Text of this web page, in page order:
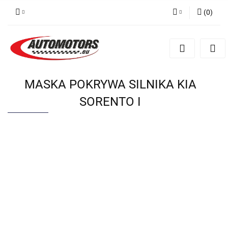
Zarejestruj się
(0)
MASKA POKRYWA SILNIKA KIA
SORENTO I